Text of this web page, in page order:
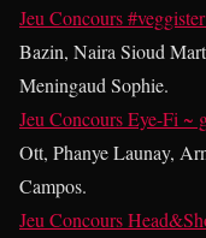
Jeu Concours
Bazin, Naira Sioud
Meningaud Sophie.
Jeu Concours Eye-Fi ~
Ott, Phanye Launay,
Campos.
Jeu Concours